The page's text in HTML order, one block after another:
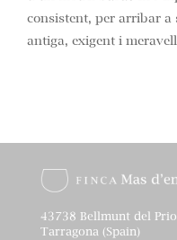
consistent, per arribar a
antiga, exigent i
43738 Bellmunt del
Tarragona (Spain)